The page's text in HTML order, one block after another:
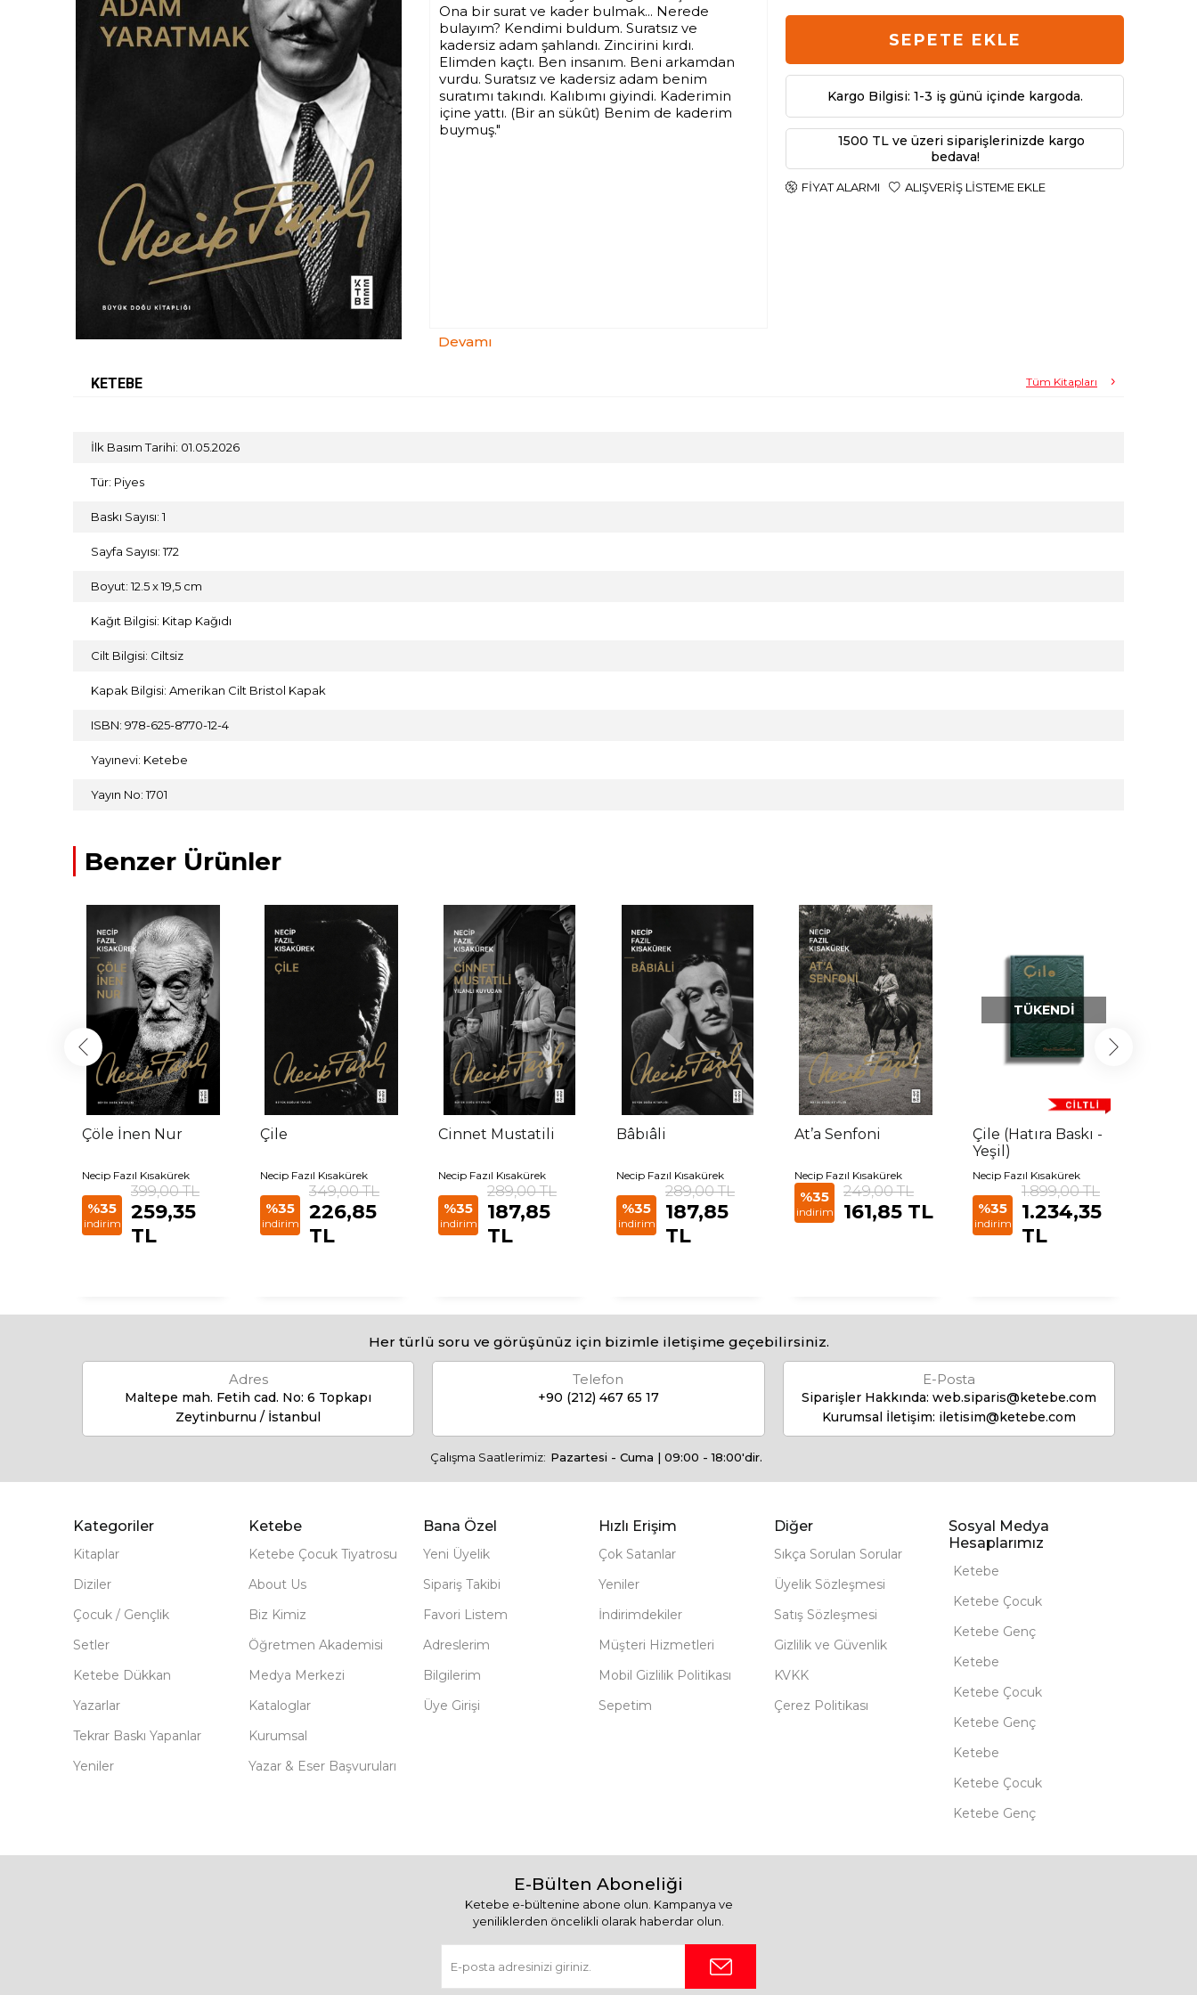
Ona bir surat ve kader bulmak... Nerede
bulayım? Kendimi buldum. Suratsız ve
kadersiz adam şahlandı. Zincirini kırdı.
Elimden kaçtı. Ben insanım. Beni arkamdan
vurdu. Suratsız ve kadersiz adam benim
suratımı takındı. Kalıbımı giyindi. Kaderimin
içine yattı. (Bir an sükût) Benim de kaderim
buymuş."
Devamı
SEPETE EKLE
Kargo Bilgisi: 1-3 iş günü içinde kargoda.
1500 TL ve üzeri siparişlerinizde kargo
bedava!
FIYAT ALARMI ALIŞVERIŞ LISTEME EKLE
KETEBE Tüm Kitapları
İlk Basım Tarihi: 01.05.2026
Tür: Piyes
Baskı Sayısı: 1
Sayfa Sayısı: 172
Boyut: 12.5 x 19,5 cm
Kağıt Bilgisi: Kitap Kağıdı
Cilt Bilgisi: Ciltsiz
Kapak Bilgisi: Amerikan Cilt Bristol Kapak
ISBN: 978-625-8770-12-4
Yayınevi: Ketebe
Yayın No: 1701
Benzer Ürünler
Çöle İnen Nur
Necip Fazıl Kısakürek
%35
indirim
399,00 TL
259,35
TL
Çile
Necip Fazıl Kısakürek
%35
indirim
349,00 TL
226,85
TL
Cinnet Mustatili
Necip Fazıl Kısakürek
%35
indirim
289,00 TL
187,85
TL
Bâbıâli
Necip Fazıl Kısakürek
%35
indirim
289,00 TL
187,85
TL
At’a Senfoni
Necip Fazıl Kısakürek
%35
indirim
249,00 TL
161,85 TL
TÜKENDI
Çile (Hatıra Baskı -
Yeşil)
Necip Fazıl Kısakürek
%35
indirim
1.899,00 TL
1.234,35
TL
Her türlü soru ve görüşünüz için bizimle iletişime geçebilirsiniz.
Adres
Maltepe mah. Fetih cad. No: 6 Topkapı
Zeytinburnu / İstanbul
Telefon
+90 (212) 467 65 17
E-Posta
Siparişler Hakkında: web.siparis@ketebe.com
Kurumsal İletişim: iletisim@ketebe.com
Çalışma Saatlerimiz: Pazartesi - Cuma | 09:00 - 18:00'dir.
Kategoriler
Kitaplar
Diziler
Çocuk / Gençlik
Setler
Ketebe Dükkan
Yazarlar
Tekrar Baskı Yapanlar
Yeniler
Ketebe
Ketebe Çocuk Tiyatrosu
About Us
Biz Kimiz
Öğretmen Akademisi
Medya Merkezi
Kataloglar
Kurumsal
Yazar & Eser Başvuruları
Bana Özel
Yeni Üyelik
Sipariş Takibi
Favori Listem
Adreslerim
Bilgilerim
Üye Girişi
Hızlı Erişim
Çok Satanlar
Yeniler
İndirimdekiler
Müşteri Hizmetleri
Mobil Gizlilik Politikası
Sepetim
Diğer
Sıkça Sorulan Sorular
Üyelik Sözleşmesi
Satış Sözleşmesi
Gizlilik ve Güvenlik
KVKK
Çerez Politikası
Sosyal Medya
Hesaplarımız
Ketebe
Ketebe Çocuk
Ketebe Genç
Ketebe
Ketebe Çocuk
Ketebe Genç
Ketebe
Ketebe Çocuk
Ketebe Genç
E-Bülten Aboneliği
Ketebe e-bültenine abone olun. Kampanya ve
yeniliklerden öncelikli olarak haberdar olun.